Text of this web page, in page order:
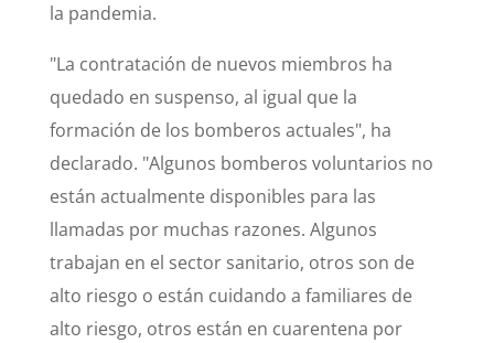
la pandemia.
"La contratación de nuevos miembros ha
quedado en suspenso, al igual que la
formación de los bomberos actuales", ha
declarado. "Algunos bomberos voluntarios no
están actualmente disponibles para las
llamadas por muchas razones. Algunos
trabajan en el sector sanitario, otros son de
alto riesgo o están cuidando a familiares de
alto riesgo, otros están en cuarentena por